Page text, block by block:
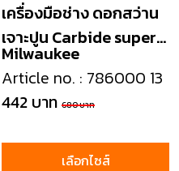
Milwaukee
เครื่องมือช่าง ดอกสว่าน
เจาะปูน Carbide super
masonry drill
Article no. : 786000 13
442 บาท 680 บาท
เลือกไซส์